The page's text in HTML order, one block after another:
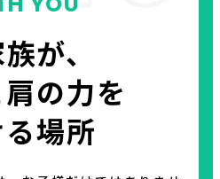
が、
の力を
場所